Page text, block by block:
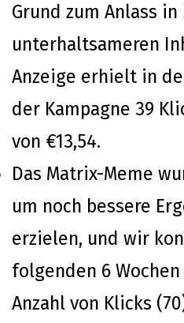
Grund zum Anlass
unterhaltsameren
Anzeige erhielt in
der Kampagne 39
von €13,54.
Das Matrix-Meme
um noch bessere
erzielen, und wir
folgenden 6
Anzahl von Klicks